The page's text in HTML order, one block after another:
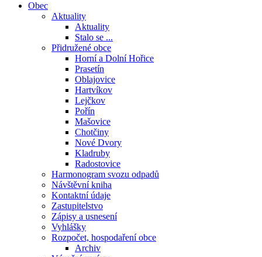
Obec
Aktuality
Aktuality
Stalo se ...
Přidružené obce
Horní a Dolní Hořice
Prasetín
Oblajovice
Hartvíkov
Lejčkov
Pořín
Mašovice
Chotčiny
Nové Dvory
Kladruby
Radostovice
Harmonogram svozu odpadů
Návštěvní kniha
Kontaktní údaje
Zastupitelstvo
Zápisy a usnesení
Vyhlášky
Rozpočet, hospodaření obce
Archiv